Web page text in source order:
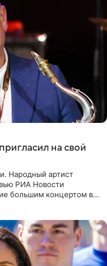
на свой
Народный артист
РИА Новости
большим концертом в